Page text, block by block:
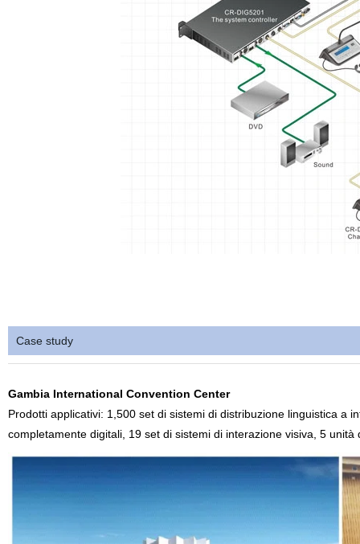
Case study
Gambia International Convention Center
Prodotti applicativi: 1,500 set di sistemi di distribuzione linguistica a
completamente digitali, 19 set di sistemi di interazione visiva, 5